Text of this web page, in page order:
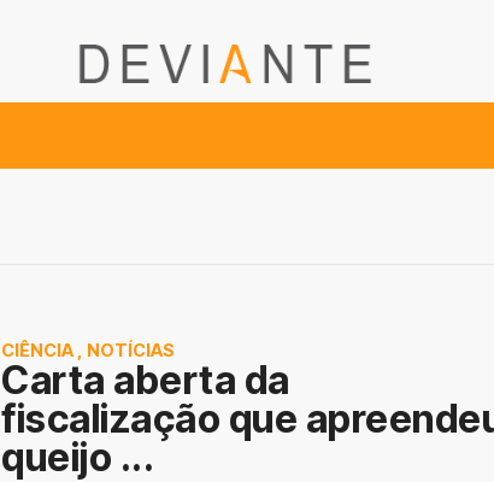
CIÊNCIA NOTÍCIAS
Carta aberta da
fiscalização que
queijo ...